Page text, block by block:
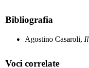
Bibliografia
Agostino Casaroli,
Voci correlate